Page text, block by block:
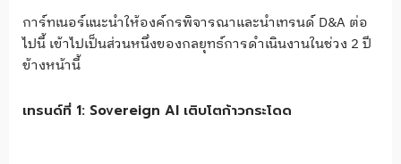
การ์ทเนอร์แนะนำให้องค์กรพิจารณาและนำเทรนด์ D&A ต่อ
ไปนี้ เข้าไปเป็นส่วนหนึ่งของกลยุทธ์การดำเนินงานในช่วง 2 ปี
ข้างหน้านี้
เทรนด์ที่ 1: Sovereign AI เติบโตก้าวกระโดด